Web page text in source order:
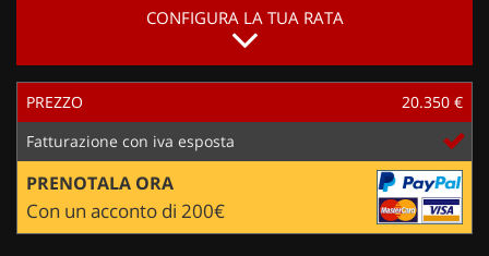
CONFIGURA LA TUA RATA
PREZZO
20.350 €
Fatturazione con iva esposta
PRENOTALA ORA
Con un acconto di 200€